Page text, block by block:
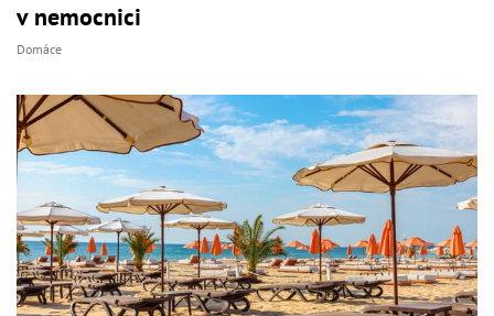
v nemocnici
Domáce